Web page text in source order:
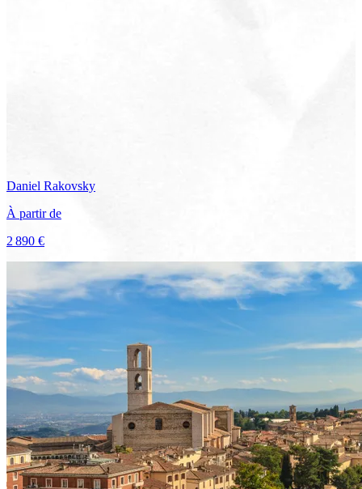
Daniel Rakovsky
À partir de
2 890 €
Voir le voyage